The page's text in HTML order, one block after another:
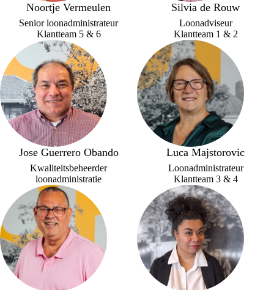
Noortje Vermeulen
Senior loonadministrateur
Klantteam 5 & 6
Silvia de Rouw
Loonadviseur
Klantteam 1 & 2
Jose Guerrero Obando
Kwaliteitsbeheerder
loonadministratie
Luca Majstorovic
Loonadministrateur
Klantteam 3 & 4